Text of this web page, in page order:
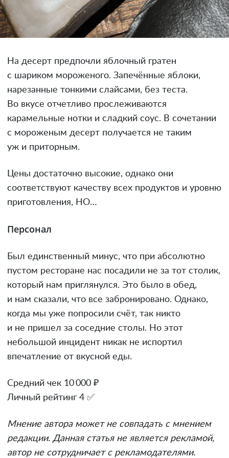
На десерт предпочли яблочный гратен
с шариком мороженого. Запечённые яблоки,
нарезанные тонкими слайсами, без теста.
Во вкусе отчетливо прослеживаются
карамельные нотки и сладкий соус. В сочетании
с мороженым десерт получается не таким
уж и приторным.
Цены достаточно высокие, однако они
соответствуют качеству всех продуктов и уровню
приготовления, НО…
Персонал
Был единственный минус, что при абсолютно
пустом ресторане нас посадили не за тот столик,
который нам приглянулся. Это было в обед,
и нам сказали, что все забронировано. Однако,
когда мы уже попросили счёт, так никто
и не пришел за соседние столы. Но этот
небольшой инцидент никак не испортил
впечатление от вкусной еды.
Средний чек 10 000 ₽
Личный рейтинг 4 ✅
Мнение автора может не совпадать с мнением
редакции. Данная статья не является рекламой,
автор не сотрудничает с рекламодателями.